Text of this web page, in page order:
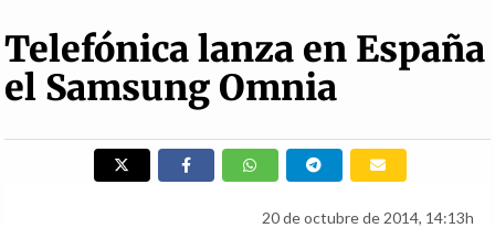
Telefónica lanza en España
el Samsung Omnia
20 de octubre de 2014, 14:13h